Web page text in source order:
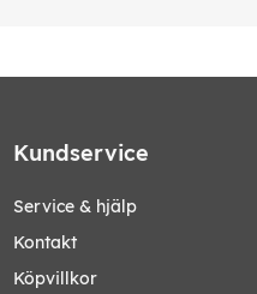
Kundservice
Service & hjälp
Kontakt
Köpvillkor